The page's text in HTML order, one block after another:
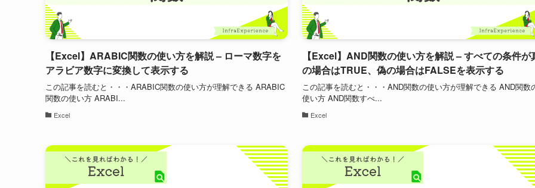
【Excel】ARABIC関数の使い方を解説 – ローマ数字を
アラビア数字に変換して表示する
この記事を読むと・・・ARABIC関数の使い方が理解できる ARABIC
関数の使い方 ARABI...
Excel
【Excel】AND関数の使い方を解説 – すべての条件が
の場合はTRUE、偽の場合はFALSEを表示する
この記事を読むと・・・AND関数の使い方が理解できる AND関数
使い方 AND関数すべ...
Excel